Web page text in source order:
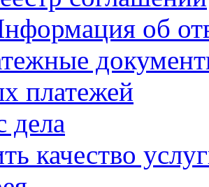
об
платежей
дела
качество